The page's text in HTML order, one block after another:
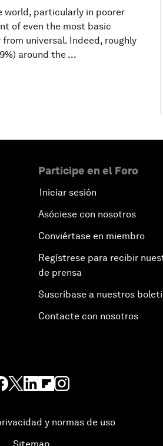
world, particularly in poorer
of even the most basic
universal. Indeed, roughly
around the ...
Participe en el Foro
Iniciar sesión
Asóciese con nosotros
Conviértase en miembro
Regístrese para recibir
de prensa
Suscríbase a nuestros
Contacte con nosotros
y normas de uso